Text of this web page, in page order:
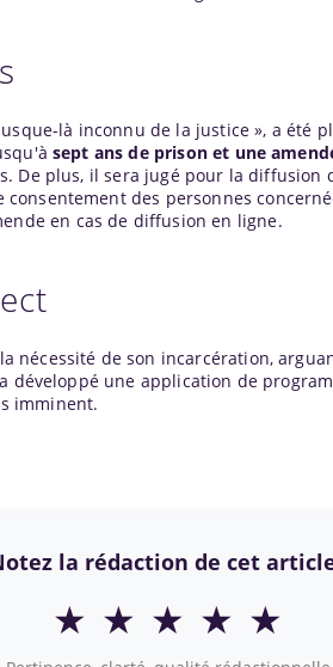
là inconnu de la justice », a été
sept ans de prison et une
De plus, il sera jugé pour la diffusion
des personnes
en cas de diffusion en ligne.
nécessité de son incarcération,
développé une application de
imminent.
la rédaction de cet
★ ★ ★ ★ ★